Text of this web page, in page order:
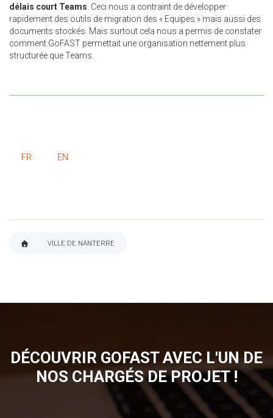
délais court Teams . Ceci nous a contraint de développer
rapidement des outils de migration des « Equipes » mais aussi des
documents stockés. Mais surtout cela nous a permis de constater
comment GoFAST permettait une organisation nettement plus
structurée que Teams.
FR EN
VILLE DE NANTERRE
DÉCOUVRIR GOFAST AVEC L'UN DE
NOS CHARGÉS DE PROJET !